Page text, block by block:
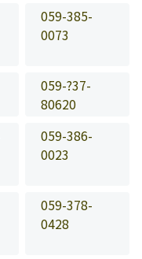
059-385-
0073
059-?37-
80620
059-386-
0023
059-378-
0428